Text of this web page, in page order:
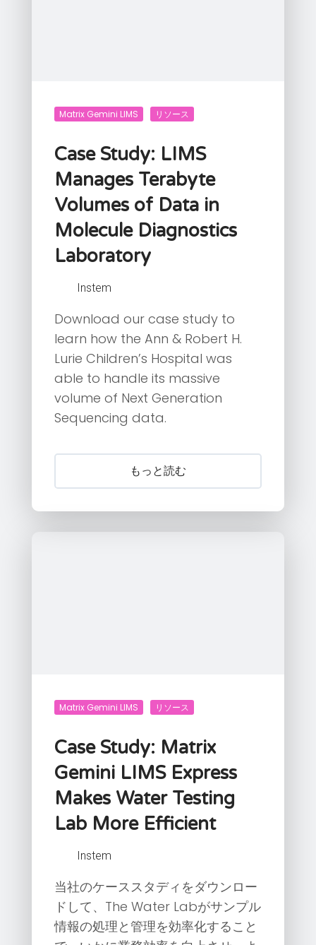
Matrix Gemini LIMS リソース
Case Study: LIMS
Manages Terabyte
Volumes of Data in
Molecule Diagnostics
Laboratory
Instem
Download our case study to
learn how the Ann & Robert H.
Lurie Children’s Hospital was
able to handle its massive
volume of Next Generation
Sequencing data.
もっと読む
Matrix Gemini LIMS リソース
Case Study: Matrix
Gemini LIMS Express
Makes Water Testing
Lab More Efficient
Instem
当社のケーススタディをダウンロー
ドして、The Water Labがサンプル
情報の処理と管理を効率化すること